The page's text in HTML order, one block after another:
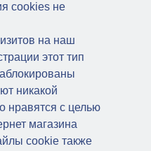
cookies не
на наш
этот тип
никакой
нравятся с целью
магазина
cookie также